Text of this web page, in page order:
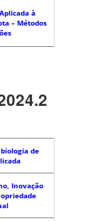
à
– Métodos
de
Inovação